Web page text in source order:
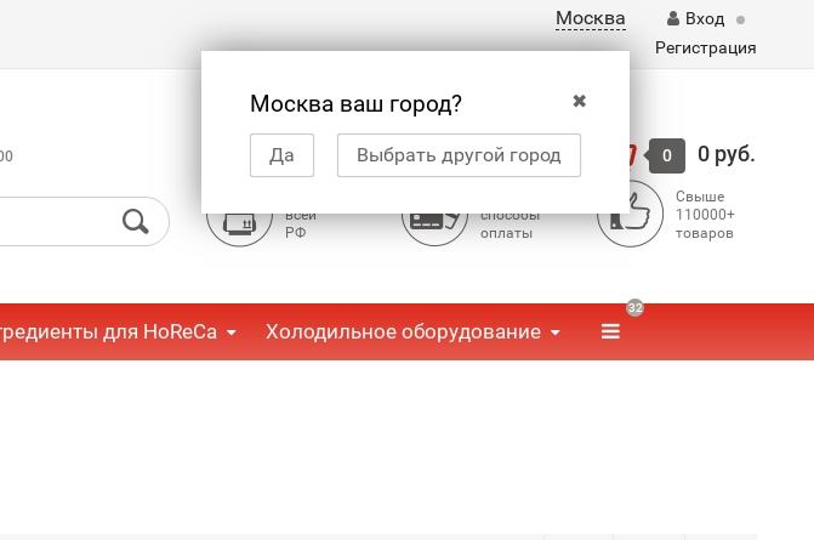
Москва
✖
Москва ваш город?
Да Выбрать другой город
Вход
Регистрация
Корзина 0 0 руб.
всей
РФ
способы
оплаты
Свыше
110000+
товаров
для HoReCa Холодильное оборудование
32